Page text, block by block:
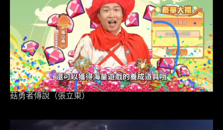
菇勇者傳說（張立東）